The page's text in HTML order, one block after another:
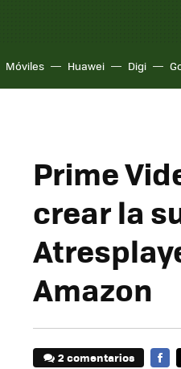
Móviles Huawei Digi
Prime
crear la
Amazon
2 comentarios